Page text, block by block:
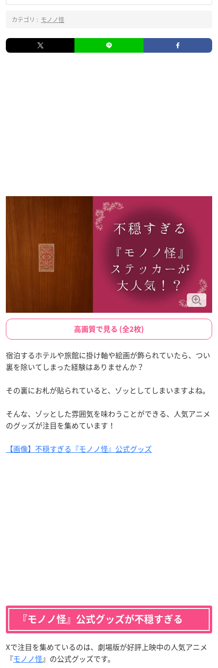
カテゴリ : モノノ怪
高画質で見る (全2枚)
宿泊するホテルや旅館に掛け軸や絵画が飾られていたら、つい
裏を除いてしまった経験はありませんか？
その裏にお札が貼られていると、ゾッとしてしまいますよね。
そんな、ゾッとした雰囲気を味わうことができる、人気アニメ
のグッズが注目を集めています！
【画像】不穏すぎる『モノノ怪』公式グッズ
『モノノ怪』公式グッズが不穏すぎる
Xで注目を集めているのは、劇場版が好評上映中の人気アニメ
『モノノ怪』の公式グッズです。